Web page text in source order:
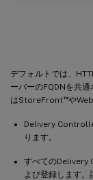
デフォルトでは、
ーバーのFQDNを共
はStoreFront™や
Delivery
ります。
すべてのDelivery
よび登録します。